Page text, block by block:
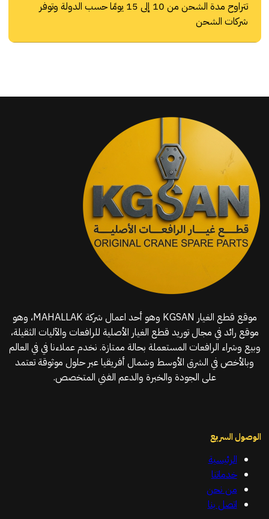
تتراوح مدة الشحن من 10 إلى 15 يومًا حسب الدولة وتوفر
شركات الشحن
موقع قطع الغيار KGSAN وهو أحد اعمال شركة MAHALLAK، وهو
موقع رائد في مجال توريد قطع الغيار الأصلية للرافعات والآليات الثقيلة،
وبيع وشراء الرافعات المستعملة بحالة ممتازة. نخدم عملاءنا في في العالم
وبالأخص في الشرق الأوسط وشمال أفريقيا عبر حلول موثوقة تعتمد
على الجودة والخبرة والدعم الفني المتخصص.
الوصول السريع
الرئيسية
خدماتنا
من نحن
اتصل بنا